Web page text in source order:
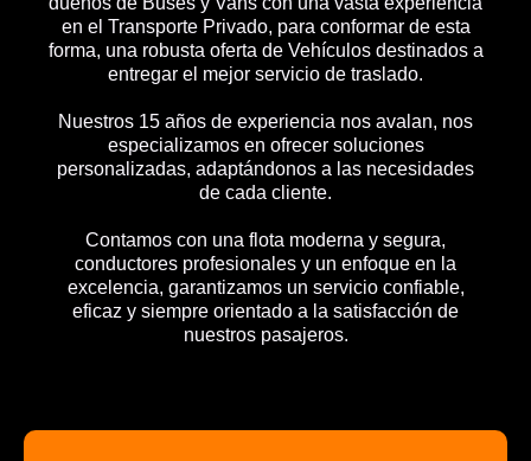
en el Transporte Privado, para conformar de esta
forma, una robusta oferta de Vehículos destinados a
entregar el mejor servicio de traslado.
Nuestros 15 años de experiencia nos avalan, nos
especializamos en ofrecer soluciones
personalizadas, adaptándonos a las necesidades
de cada cliente.
Contamos con una flota moderna y segura,
conductores profesionales y un enfoque en la
excelencia, garantizamos un servicio confiable,
eficaz y siempre orientado a la satisfacción de
nuestros pasajeros.